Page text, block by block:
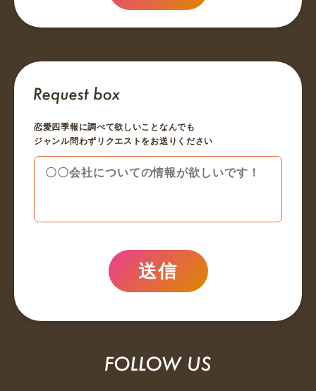
恋愛四季報に調べて欲しいことなんでも
ジャンル問わずリクエストをお送りください
送信